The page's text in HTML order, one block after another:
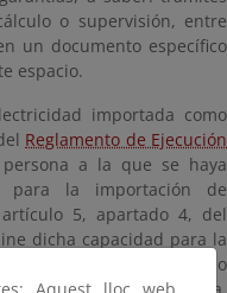
o supervisión, entre
un documento específico
espacio.
importada como
Reglamento de Ejecución
a la que se haya
para la importación de
5, apartado 4, del
dicha capacidad para la
competente del Estado